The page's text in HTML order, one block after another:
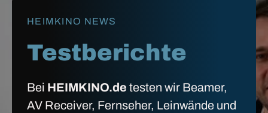
HEIMKINO NEWS
Testberichte
Bei HEIMKINO.de testen wir Beamer,
AV Receiver, Fernseher, Leinwände und